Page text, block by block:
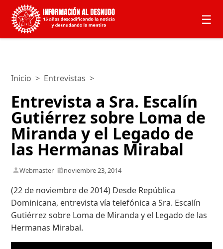
☰
Inicio > Entrevistas >
Entrevista a Sra. Escalín
Gutiérrez sobre Loma de
Miranda y el Legado de
las Hermanas Mirabal
Webmaster noviembre 23, 2014
(22 de noviembre de 2014) Desde República
Dominicana, entrevista vía telefónica a Sra. Escalín
Gutiérrez sobre Loma de Miranda y el Legado de las
Hermanas Mirabal.